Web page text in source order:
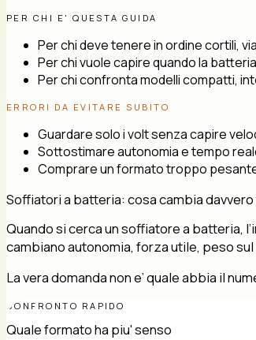
PER CHI E' QUESTA GUIDA
Per chi deve tenere in ordine cortili,
Per chi vuole capire quando la
Per chi confronta modelli compatti,
ERRORI DA EVITARE SUBITO
Guardare solo i volt senza capire
Sottostimare autonomia e tempo
Comprare un formato troppo
Soffiatori a batteria: cosa cambia davvero
Quando si cerca un soffiatore a batteria,
cambiano autonomia, forza utile, peso
La vera domanda non e’ quale abbia il
CONFRONTO RAPIDO
Quale formato ha piu' senso